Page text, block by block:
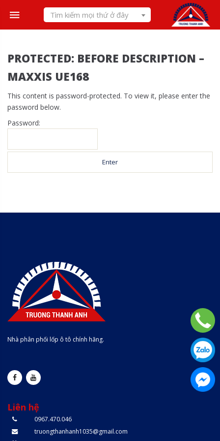
content
Tìm kiếm mọi thứ ở đây
PROTECTED: BEFORE DESCRIPTION –
MAXXIS UE168
This content is password-protected. To view it, please enter the
password below.
Password:
Nhà phân phối lốp ô tô chính hãng.
Liên hệ
0967.470.046
truongthanhanh1035@gmail.com